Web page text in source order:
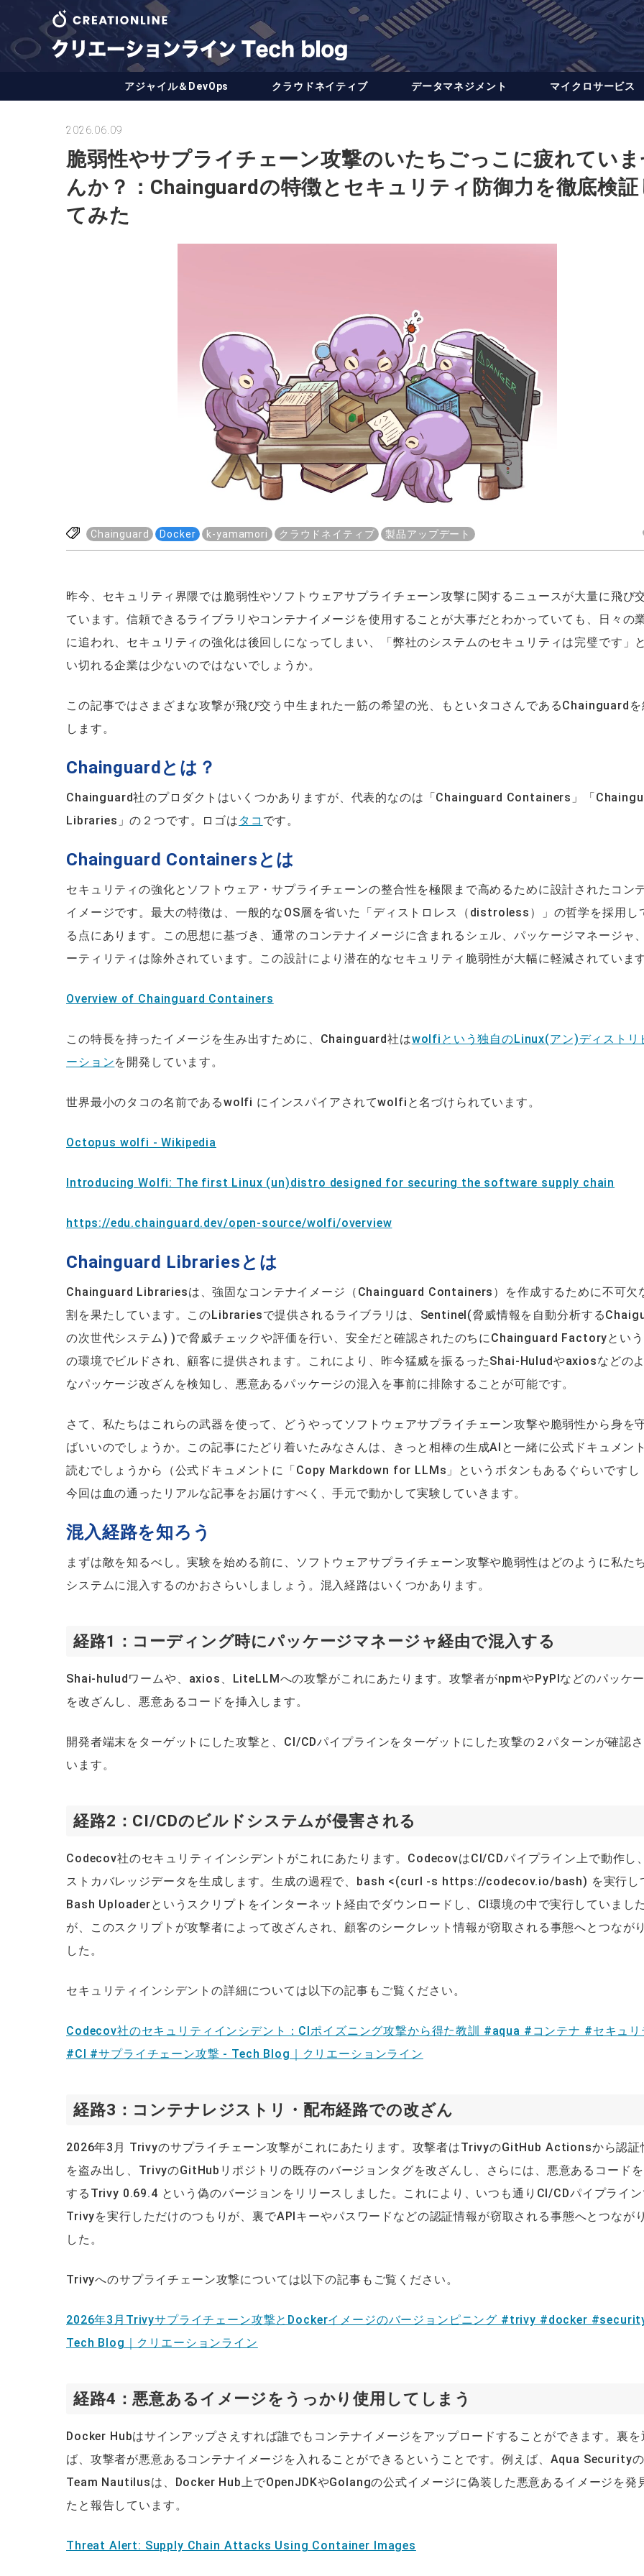
アジャイル＆DevOps クラウドネイティブ データ​​マネジメント マイクロサービス
2026.06.09
脆弱性やサプライチェーン攻撃のいたちごっこに疲れていま
んか？：Chainguardの特徴とセキュリティ防御力を徹底検証
てみた
Chainguard Docker k-yamamori クラウドネイティブ 製品アップデート
昨今、セキュリティ界隈では脆弱性やソフトウェアサプライチェーン攻撃に関するニュースが大量に飛び
ています。信頼できるライブラリやコンテナイメージを使用することが大事だとわかっていても、日々の
に追われ、セキュリティの強化は後回しになってしまい、「弊社のシステムのセキュリティは完璧です」
い切れる企業は少ないのではないでしょうか。
この記事ではさまざまな攻撃が飛び交う中生まれた一筋の希望の光、もといタコさんであるChainguardを
します。
Chainguardとは？
Chainguard社のプロダクトはいくつかありますが、代表的なのは「Chainguard Containers」「
Libraries」の２つです。ロゴは タコ です。
Chainguard Containersとは
セキュリティの強化とソフトウェア・サプライチェーンの整合性を極限まで高めるために設計されたコン
イメージです。最大の特徴は、一般的なOS層を省いた「ディストロレス（distroless）」の哲学を採用し
る点にあります。この思想に基づき、通常のコンテナイメージに含まれるシェル、パッケージマネージャ
ーティリティは除外されています。この設計により潜在的なセキュリティ脆弱性が大幅に軽減されています
Overview of Chainguard Containers
この特長を持ったイメージを生み出すために、Chainguard社はwolfiという独自のLinux(アン)ディストリ
ーションを開発しています。
世界最小のタコの名前であるwolfi にインスパイアされてwolfiと名づけられています。
Octopus wolfi - Wikipedia
Introducing Wolfi: The first Linux (un)distro designed for securing the software supply chain
https://edu.chainguard.dev/open-source/wolfi/overview
Chainguard Librariesとは
Chainguard Librariesは、強固なコンテナイメージ（Chainguard Containers）を作成するために不可欠
割を果たしています。このLibrariesで提供されるライブラリは、Sentinel(脅威情報を自動分析する
の次世代システム) )で脅威チェックや評価を行い、安全だと確認されたのちにChainguard Factoryという
の環境でビルドされ、顧客に提供されます。これにより、昨今猛威を振るったShai-Huludやaxiosなどの
なパッケージ改ざんを検知し、悪意あるパッケージの混入を事前に排除することが可能です。
さて、私たちはこれらの武器を使って、どうやってソフトウェアサプライチェーン攻撃や脆弱性から身を
ばいいのでしょうか。この記事にたどり着いたみなさんは、きっと相棒の生成AIと一緒に公式ドキュメン
読むでしょうから（公式ドキュメントに「Copy Markdown for LLMs」というボタンもあるぐらいですし
今回は血の通ったリアルな記事をお届けすべく、手元で動かして実験していきます。
混入経路を知ろう
まずは敵を知るべし。実験を始める前に、ソフトウェアサプライチェーン攻撃や脆弱性はどのように私た
システムに混入するのかおさらいしましょう。混入経路はいくつかあります。
経路1：コーディング時にパッケージマネージャ経由で混入する
Shai-huludワームや、axios、LiteLLMへの攻撃がこれにあたります。攻撃者がnpmやPyPIなどのパッケ
を改ざんし、悪意あるコードを挿入します。
開発者端末をターゲットにした攻撃と、CI/CDパイプラインをターゲットにした攻撃の２パターンが確認
います。
経路2：CI/CDのビルドシステムが侵害される
Codecov社のセキュリティインシデントがこれにあたります。CodecovはCI/CDパイプライン上で動作し
ストカバレッジデータを生成します。生成の過程で、bash <(curl -s https://codecov.io/bash) を実行し
Bash Uploaderというスクリプトをインターネット経由でダウンロードし、CI環境の中で実行していました
が、このスクリプトが攻撃者によって改ざんされ、顧客のシークレット情報が窃取される事態へとつなが
した。
セキュリティインシデントの詳細については以下の記事もご覧ください。
Codecov社のセキュリティインシデント：CIポイズニング攻撃から得た教訓 #aqua #コンテナ #セキュリ
#CI #サプライチェーン攻撃 - Tech Blog｜クリエーションライン
経路3：コンテナレジストリ・配布経路での改ざん
2026年3月 Trivyのサプライチェーン攻撃がこれにあたります。攻撃者はTrivyのGitHub Actionsから認証
を盗み出し、TrivyのGitHubリポジトリの既存のバージョンタグを改ざんし、さらには、悪意あるコードを
するTrivy 0.69.4 という偽のバージョンをリリースしました。これにより、いつも通りCI/CDパイプライ
Trivyを実行しただけのつもりが、裏でAPIキーやパスワードなどの認証情報が窃取される事態へとつなが
した。
Trivyへのサプライチェーン攻撃については以下の記事もご覧ください。
2026年3月Trivyサプライチェーン攻撃とDockerイメージのバージョンピニング #trivy #docker
Tech Blog｜クリエーションライン
経路4：悪意あるイメージをうっかり使用してしまう
Docker Hubはサインアップさえすれば誰でもコンテナイメージをアップロードすることができます。裏を
ば、攻撃者が悪意あるコンテナイメージを入れることができるということです。例えば、Aqua Securityの
Team Nautilusは、Docker Hub上でOpenJDKやGolangの公式イメージに偽装した悪意あるイメージを発
たと報告しています。
Threat Alert: Supply Chain Attacks Using Container Images